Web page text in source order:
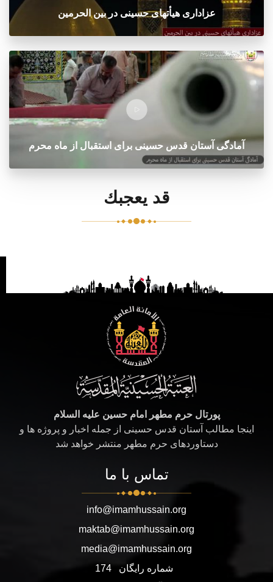
عزاداری هیأتهای حسینی در بین الحرمین
آمادگی آستان قدس حسینی برای استقبال از ماه محرم
قد يعجبك
پورتال حرم مطهر امام حسین علیه السلام
اینجا مطالب آستان قدس حسینی از جمله اخبار و پروژه ها و
دستاوردهای حرم مطهر منتشر خواهد شد
تماس با ما
info@imamhussain.org
maktab@imamhussain.org
media@imamhussain.org
شماره رایگان
174